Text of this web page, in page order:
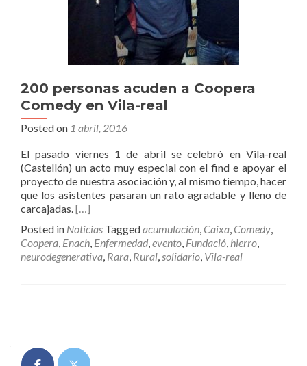
200 personas acuden a Coopera
Comedy en Vila-real
Posted on 1 abril, 2016
El pasado viernes 1 de abril se celebró en Vila-real
(Castellón) un acto muy especial con el find e apoyar el
proyecto de nuestra asociación y, al mismo tiempo, hacer
que los asistentes pasaran un rato agradable y lleno de
carcajadas.[…]
Posted in Noticias Taggedacumulación, Caixa, Comedy,
Coopera, Enach, Enfermedad,evento, Fundació, hierro,
neurodegenerativa, Rara, Rural,solidario, Vila-real